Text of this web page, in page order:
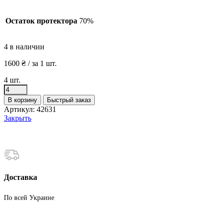
Остаток протектора 70%
4 в наличии
1600 ₴ / за 1 шт.
4 шт.
Количество
товара
Шины
бу
225
Зима
Pirelli
В корзину Быстрый заказ
Артикул: 42631
Закрыть
Доставка
По всей Украине